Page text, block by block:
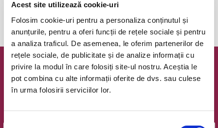
Acest site utilizează cookie-uri
Folosim cookie-uri pentru a personaliza conținutul și
anunțurile, pentru a oferi funcții de rețele sociale și pentru
a analiza traficul. De asemenea, le oferim partenerilor de
rețele sociale, de publicitate și de analize informații cu
privire la modul în care folosiți site-ul nostru. Aceștia le
pot combina cu alte informații oferite de dvs. sau culese
în urma folosirii serviciilor lor.
Selecția
Newsletter @ Bilete.ro
Oferte exclusive si o editie saptamanala cu cele mai noi